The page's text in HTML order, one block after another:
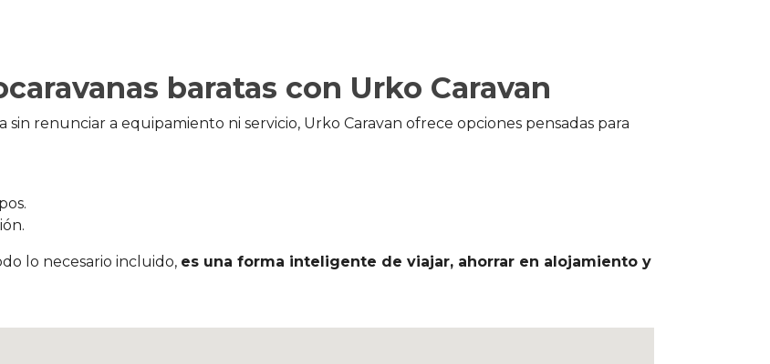
baratas con Urko Caravan
renunciar a equipamiento ni servicio, Urko Caravan ofrece opciones pensadas para
lo necesario incluido, es una forma inteligente de viajar, ahorrar en alojamiento y